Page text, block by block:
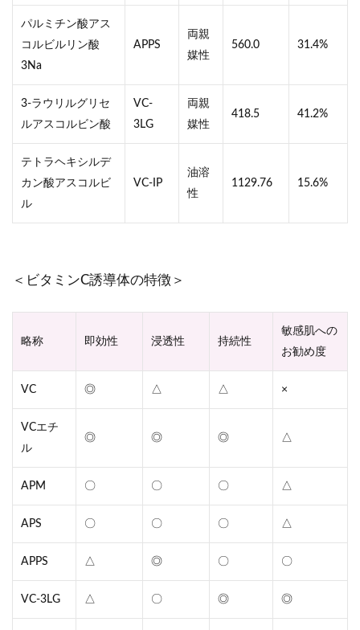
パルミチン酸アス
コルビルリン酸
3Na
APPS
両親
媒性
560.0 31.4%
3-ラウリルグリセ
ルアスコルビン酸
VC-
3LG
両親
媒性
418.5 41.2%
テトラヘキシルデ
カン酸アスコルビ
ル
VC-IP
油溶
性
1129.76 15.6%
＜ビタミンC誘導体の特徴＞
略称 即効性 浸透性 持続性
敏感肌への
お勧め度
VC ◎ △ △ ×
VCエチ
ル
◎ ◎ ◎ △
APM 〇 〇 〇 △
APS 〇 〇 〇 △
APPS △ ◎ 〇 〇
VC-3LG △ 〇 ◎ ◎